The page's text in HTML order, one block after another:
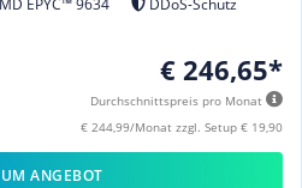
EPYC™ 9634
DDoS-Schutz
€ 246,65*
Durchschnittspreis pro Monat
€ 244,99/Monat zzgl. Setup € 19,90
ANGEBOT